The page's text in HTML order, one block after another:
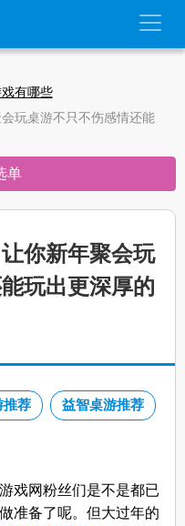
有哪些
玩桌游不只不伤感情还能
单
玩出更深厚的
推荐 益智桌游推荐
戏网粉丝们是不是都已
准备了呢。但大过年的